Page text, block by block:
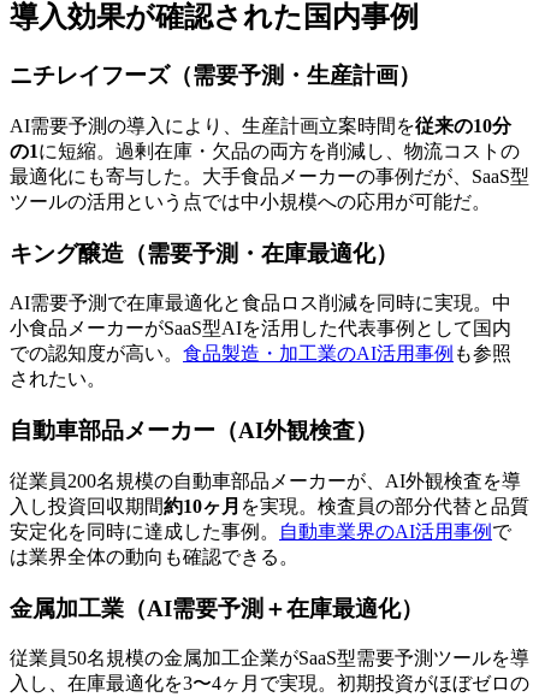
導入効果が確認された国内事例
ニチレイフーズ（需要予測・生産計画）
AI需要予測の導入により、生産計画立案時間を従来の10分
の1に短縮。過剰在庫・欠品の両方を削減し、物流コストの
最適化にも寄与した。大手食品メーカーの事例だが、SaaS型
ツールの活用という点では中小規模への応用が可能だ。
キング醸造（需要予測・在庫最適化）
AI需要予測で在庫最適化と食品ロス削減を同時に実現。中
小食品メーカーがSaaS型AIを活用した代表事例として国内
での認知度が高い。 食品製造・加工業のAI活用事例 も参照
されたい。
自動車部品メーカー（AI外観検査）
従業員200名規模の自動車部品メーカーが、AI外観検査を導
入し投資回収期間約10ヶ月 を実現。検査員の部分代替と品質
安定化を同時に達成した事例。
自動車業界のAI活用事例 で
は業界全体の動向も確認できる。
金属加工業（AI需要予測＋在庫最適化）
従業員50名規模の金属加工企業がSaaS型需要予測ツールを導
入し、在庫最適化を3〜4ヶ月で実現。初期投資がほぼゼロの